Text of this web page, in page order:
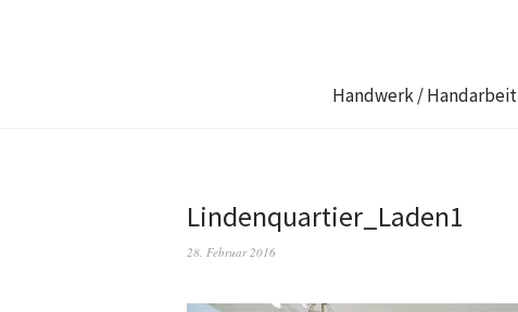
Handwerk / Handarbeit
Lindenquartier_Laden1
28. Februar 2016